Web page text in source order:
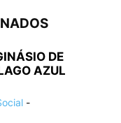
DE
AZUL
-